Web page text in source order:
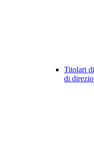
Titolari
di